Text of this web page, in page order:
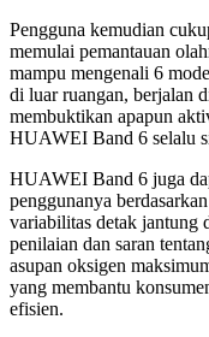
Pengguna kemudian
memulai pemantauan
mampu mengenali 6
di luar ruangan, berjalan
membuktikan apapun
HUAWEI Band 6 selalu
HUAWEI Band 6 juga
penggunanya
variabilitas detak jantung
penilaian dan saran
asupan oksigen
yang membantu
efisien.